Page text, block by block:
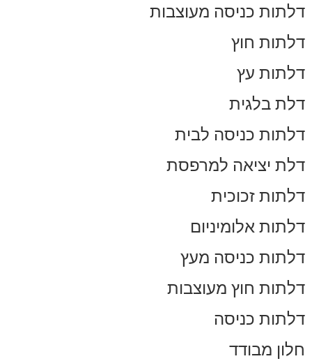
דלתות כניסה מעוצבות
דלתות חוץ
דלתות עץ
דלת בלגית
דלתות כניסה לבית
דלת יציאה למרפסת
דלתות זכוכית
דלתות אלומיניום
דלתות כניסה מעץ
דלתות חוץ מעוצבות
דלתות כניסה
חלון מבודד